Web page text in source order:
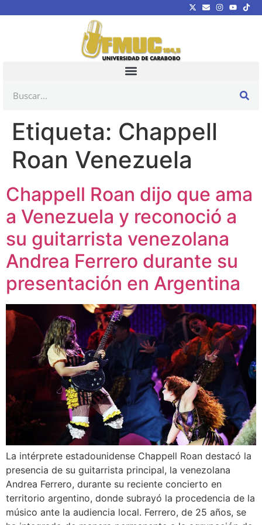
Etiqueta: Chappell
Roan Venezuela
Chappell Roan dijo que ama
a Venezuela y reconoció a
su guitarrista venezolana
Andrea Ferrero durante su
presentación en Argentina
La intérprete estadounidense Chappell Roan destacó la
presencia de su guitarrista principal, la venezolana
Andrea Ferrero, durante su reciente concierto en
territorio argentino, donde subrayó la procedencia de la
músico ante la audiencia local. Ferrero, de 25 años, se